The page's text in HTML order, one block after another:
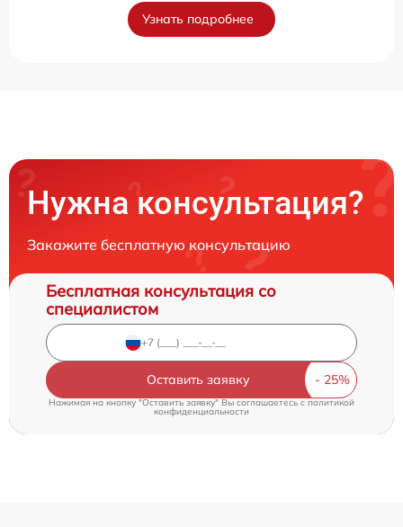
Узнать подробнее
Нужна консультация?
Закажите бесплатную консультацию
Бесплатная консультация со
специалистом
Оставить заявку
Нажимая на кнопку "Оставить заявку" Вы соглашаетесь cполитикой
конфиденциальности